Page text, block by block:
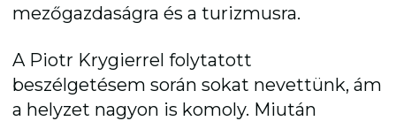
mezőgazdaságra és a turizmusra.
A Piotr Krygierrel folytatott
beszélgetésem során sokat nevettünk, ám
a helyzet nagyon is komoly. Miután